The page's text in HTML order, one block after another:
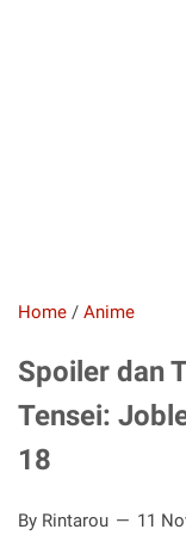
Home / Anime
Spoiler dan
Tensei:
18
By Rintarou 11